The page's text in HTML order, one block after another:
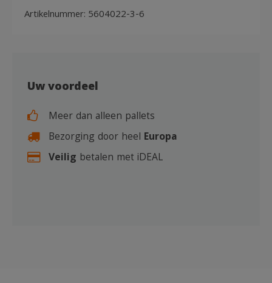
Artikelnummer: 5604022-3-6
Uw voordeel
Meer dan alleen pallets
Bezorging door heel Europa
Veilig betalen met iDEAL